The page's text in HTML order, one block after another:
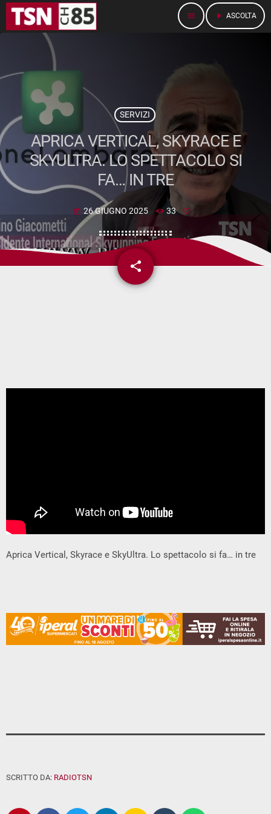
menu play_arrow ASCOLTA
SERVIZI
APRICA VERTICAL, SKYRACE E
SKYULTRA. LO SPETTACOLO SI
FA… IN TRE
today 26 GIUGNO 2025 33
share
email
Aprica Vertical, Skyrace e SkyUltra. Lo spettacolo si fa… in tre
SCRITTO DA: RADIOTSN